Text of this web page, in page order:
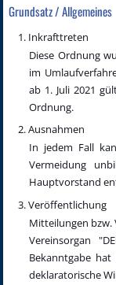
Grundsatz / Allgemeines
Inkrafttreten
Diese Ordnung
im
ab 1. Juli 2021
Ordnung.
Ausnahmen
In jedem Fall
Vermeidung
Hauptvorstand
Veröffentlichung
Mitteilungen bzw.
Vereinsorgan
Bekanntgabe
deklaratorische